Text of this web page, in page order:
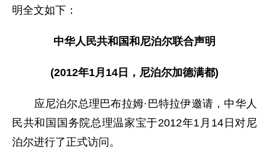
明全文如下：
中华人民共和国和尼泊尔联合声明
(2012年1月14日，尼泊尔加德满都)
应尼泊尔总理巴布拉姆· 巴特拉伊邀请，中华人
民共和国国务院总理温家宝于2012年1月14日对尼
泊尔进行了正式访问。